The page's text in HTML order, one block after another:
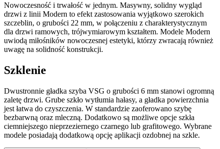
Nowoczesność i trwałość w jednym. Masywny, solidny wygląd
drzwi z linii Modern to efekt zastosowania wyjątkowo szerokich
szczeblin, o grubości 22 mm, w połączeniu z charakterystycznym
dla drzwi ramowych, trójwymiarowym kształtem. Modele Modern
uwiodą miłośników nowoczesnej estetyki, którzy zwracają również
uwagę na solidność konstrukcji.
Szklenie
Dwustronnie gładka szyba VSG o grubości 6 mm stanowi ogromną
zaletę drzwi. Grube szkło wytłumia hałasy, a gładka powierzchnia
jest łatwa do czyszczenia. W standardzie zaoferowano szybę
bezbarwną oraz mleczną. Dodatkowo są możliwe opcje szkła
ciemniejszego nieprzeziernego czarnego lub grafitowego. Wybrane
modele posiadają dodatkową opcję aplikacji ozdobnej na szkle.